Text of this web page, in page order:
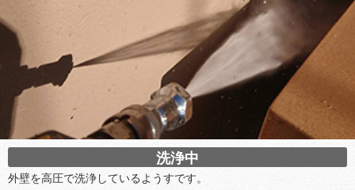
洗浄中
外壁を高圧で洗浄しているようすです。